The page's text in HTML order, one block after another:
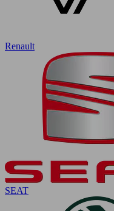
Renault
SEAT